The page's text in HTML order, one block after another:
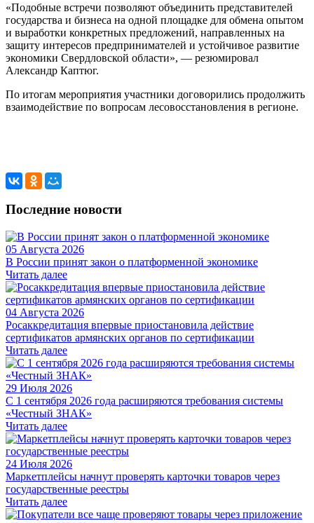
«Подобные встречи позволяют объединить представителей
государства и бизнеса на одной площадке для обмена опытом
и выработки конкретных предложений, направленных на
защиту интересов предпринимателей и устойчивое развитие
экономики Свердловской области», — резюмировал
Александр Каптюг.
По итогам мероприятия участники договорились продолжить
взаимодействие по вопросам лесовосстановления в регионе.
Последние новости
05 Августа 2026
В России принят закон о платформенной экономике
Читать далее
04 Августа 2026
Росаккредитация впервые приостановила действие
сертификатов армянских органов по сертификации
Читать далее
29 Июля 2026
С 1 сентября 2026 года расширяются требования системы
«Честный ЗНАК»
Читать далее
24 Июля 2026
Маркетплейсы начнут проверять карточки товаров через
государственные реестры
Читать далее